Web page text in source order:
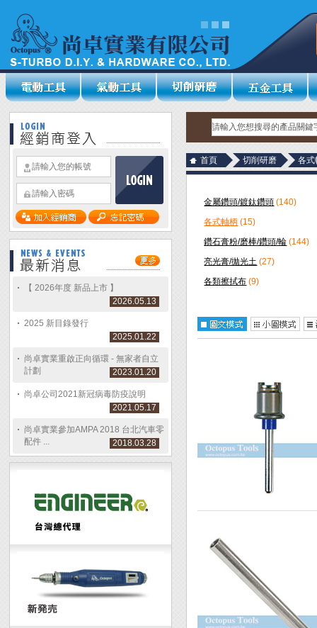
【 2026年度 新品上市 】
2026.05.13
2025 新目錄發行
2025.01.22
尚卓實業重啟正向循環 - 無家者自立
計劃
2023.01.20
尚卓公司2021新冠病毒防疫說明
2021.05.17
尚卓實業參加AMPA 2018 台北汽車零
配件 ...
2018.03.28
首頁 切削研磨 各式
金屬鑽頭/鍍鈦鑽頭 (140)
各式軸柄 (15)
鑽石膏粉/磨棒/鑽頭/輪 (144)
亮光膏/拋光土 (27)
各類擦拭布 (9)